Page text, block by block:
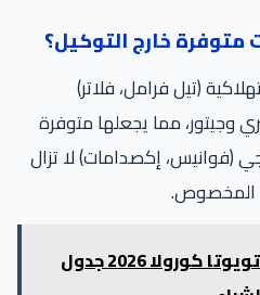
خارج التوكيل؟
(تيل فرامل، فلاتر)
مما يجعلها متوفرة
إكصدامات) لا تزال
أسعار وصيانة تويوتا كورولا 2026 جدول